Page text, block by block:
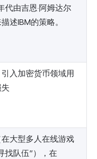
代由吉恩·阿姆达尔
述IBM的策略。
入加密货币领域用
大型多人在线游戏
找队伍”），在